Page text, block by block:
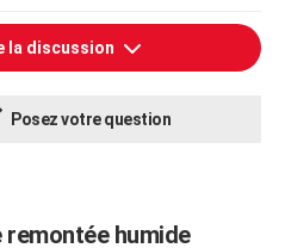
la discussion
Posez votre question
humide